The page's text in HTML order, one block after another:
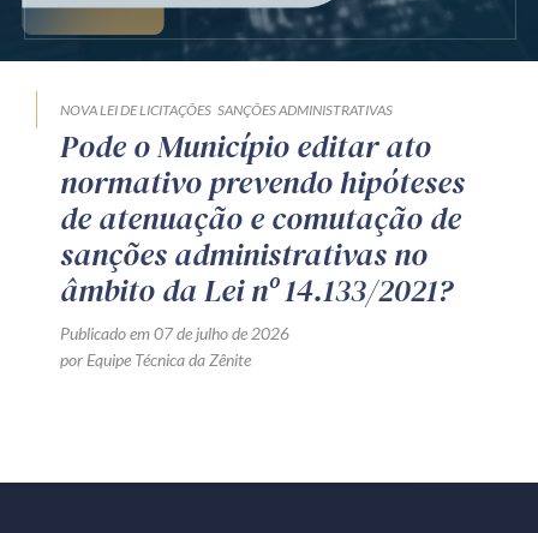
Produtos e serviços
Zênite Play
Orientação por Escrito
Mentoria Zênite
Capacitação
Zênite Online
NOVA LEI DE LICITAÇÕES SANÇÕES ADMINISTRATIVAS
Pode o Município editar ato
normativo prevendo hipóteses
de atenuação e comutação de
sanções administrativas no
âmbito da Lei nº 14.133/2021?
Publicado em 07 de julho de 2026
por Equipe Técnica da Zênite